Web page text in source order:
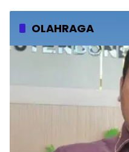
OLAHRAGA